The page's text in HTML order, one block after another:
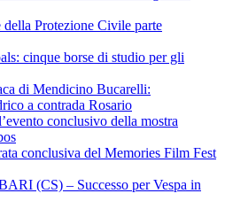
della Protezione Civile parte
cinque borse di studio per gli
di Mendicino Bucarelli:
a contrada Rosario
conclusivo della mostra
conclusiva del Memories Film Fest
(CS) – Successo per Vespa in